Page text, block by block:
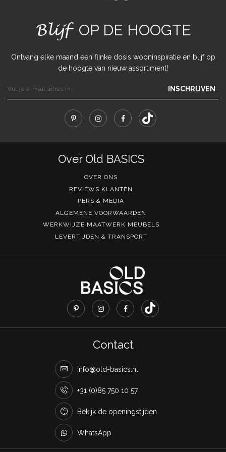
Blijf OP DE HOOGTE
Ontvang elke maand een flinke dosis wooninspiratie en blijf op
de hoogte van nieuw assortiment!
INSCHRIJVEN
Over Old BASICS
OVER ONS
REVIEWS KLANTEN
PERS & MEDIA
ALGEMENE VOORWAARDEN
WERKWIJZE MAATWERK MEUBELS
LEVERTIJDEN & TRANSPORT
Contact
info@old-basics.nl
+31 (0)85 750 10 57
Bekijk de openingstijden
WhatsApp